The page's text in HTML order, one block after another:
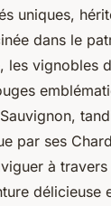
uniques,
dans le
les vignobles
par ses
à travers
délicieuse